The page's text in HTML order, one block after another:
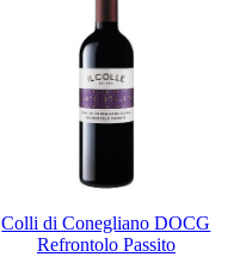
Colli di Conegliano DOCG
Refrontolo Passito